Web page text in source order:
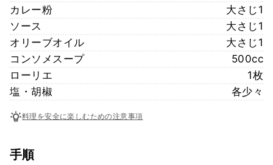
カレー粉
大さじ1
ソース
大さじ1
オリーブオイル
大さじ1
コンソメスープ
500cc
ローリエ
1枚
塩・胡椒
各少々
料理を安全に楽しむための注意事項
手順